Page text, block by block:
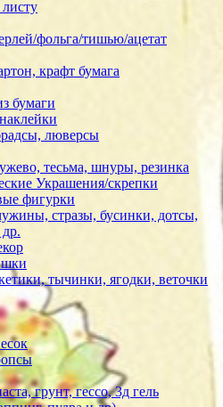
фольга/тишью/ацетат
крафт бумага
бумаги
люверсы
тесьма, шнуры, резинка
Украшения/скрепки
фигурки
стразы, бусинки, дотсы,
тычинки, ягодки, веточки
грунт, гессо, 3д гель